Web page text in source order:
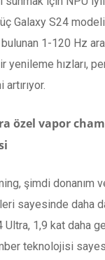
Galaxy S24
1-120 Hz
yenileme hızları,
özel vapor
şimdi donanım
sayesinde daha
Ultra, 1,9 kat daha
teknolojisi